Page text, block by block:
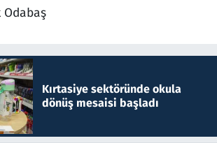
Odabaş
Kırtasiye sektöründe okula
dönüş mesaisi başladı